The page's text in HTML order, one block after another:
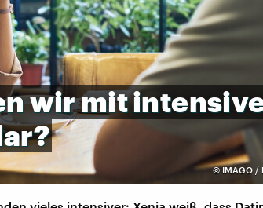
©IMAGO /
wirmit